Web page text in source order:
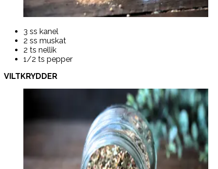
3 ss kanel
2 ss muskat
2 ts nellik
1/2 ts pepper
VILTKRYDDER